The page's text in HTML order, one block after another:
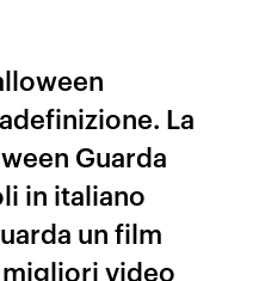
La
Guarda
in italiano
un film
video